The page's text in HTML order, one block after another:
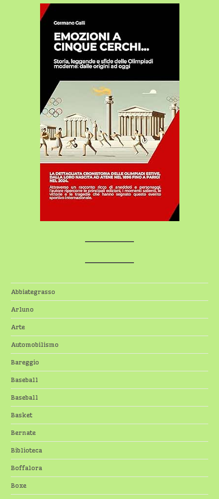
Abbiategrasso
Arluno
Arte
Automobilismo
Bareggio
Baseball
Baseball
Basket
Bernate
Biblioteca
Boffalora
Boxe